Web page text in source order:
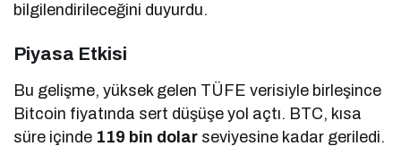
bilgilendirileceğini duyurdu.
Piyasa Etkisi
Bu gelişme, yüksek gelen TÜFE verisiyle birleşince
Bitcoin fiyatında sert düşüşe yol açtı. BTC, kısa
süre içinde 119 bin dolar seviyesine kadar geriledi.